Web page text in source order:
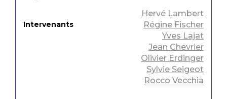
Intervenants
Hervé Lambert
Régine Fischer
Yves Lajat
Jean Chevrier
Olivier Erdinger
Sylvie Seigeot
Rocco Vecchia